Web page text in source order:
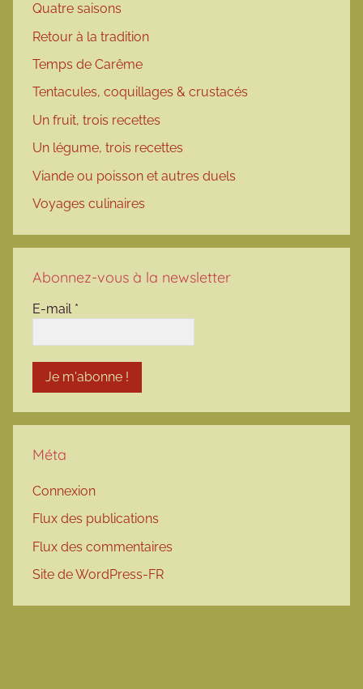
Quatre saisons
Retour à la tradition
Temps de Carême
Tentacules, coquillages & crustacés
Un fruit, trois recettes
Un légume, trois recettes
Viande ou poisson et autres duels
Voyages culinaires
Abonnez-vous à la newsletter
E-mail *
Méta
Connexion
Flux des publications
Flux des commentaires
Site de WordPress-FR